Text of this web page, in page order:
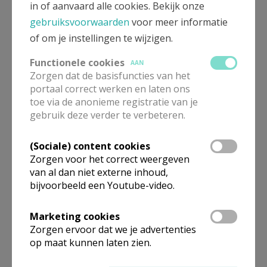
In deze kerk vinden geen weekendvieringen plaats. Bekijk
de details voor het adres van de kerk, alsook een lijst met
kerken in de buurt.
ALLE DETAILS TONEN
Verbergen
St.-Martinus Oudenaarde
In deze kerk vinden geen weekendvieringen plaats. Bekijk
de details voor het adres van de kerk, alsook een lijst met
ALLE DETAILS TONEN
in of aanvaard alle cookies. Bekijk onze
gebruiksvoorwaarden voor meer informatie
of om je instellingen te wijzigen.
Functionele cookies
AAN
Zorgen dat de basisfuncties van het
portaal correct werken en laten ons
toe via de anonieme registratie van je
gebruik deze verder te verbeteren.
(Sociale) content cookies
Zorgen voor het correct weergeven
van al dan niet externe inhoud,
bijvoorbeeld een Youtube-video.
Marketing cookies
Zorgen ervoor dat we je advertenties
op maat kunnen laten zien.